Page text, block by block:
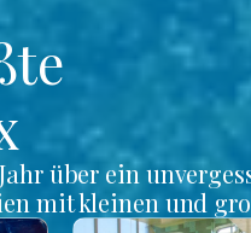
über ein
mit kleinen und